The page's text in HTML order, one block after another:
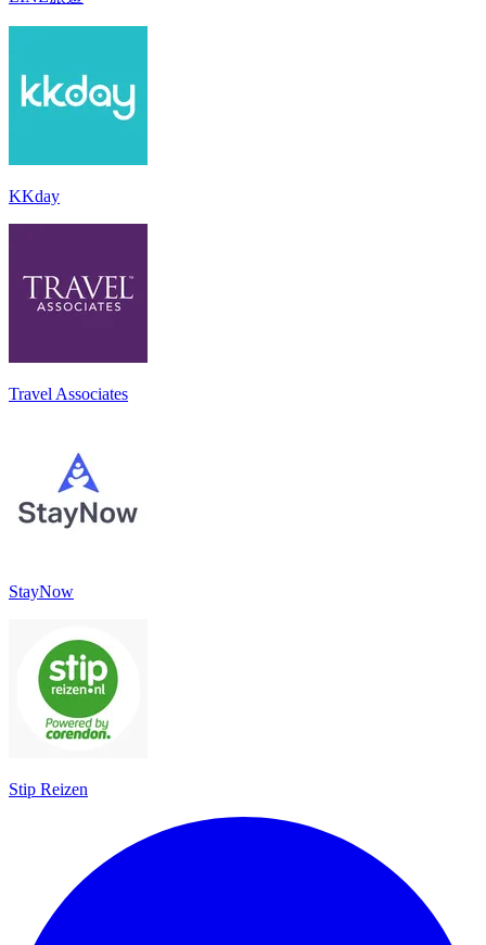
KKday
Travel Associates
StayNow
Stip Reizen